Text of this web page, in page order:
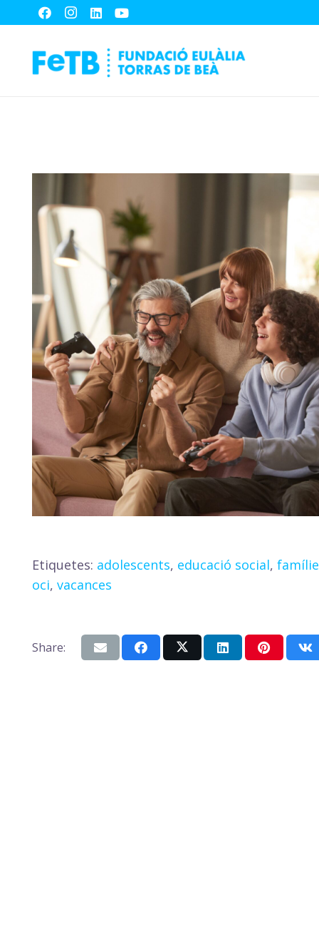
Etiquetes: adolescents, educació social,
oci, vacances
Share: